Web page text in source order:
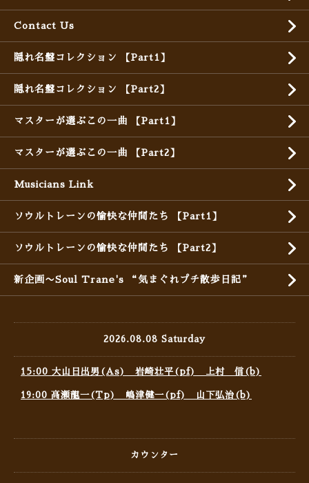
Contact Us
隠れ名盤コレクション 【Part1】
隠れ名盤コレクション 【Part2】
マスターが選ぶこの一曲 【Part1】
マスターが選ぶこの一曲 【Part2】
Musicians Link
ソウルトレーンの愉快な仲間たち 【Part1】
ソウルトレーンの愉快な仲間たち 【Part2】
新企画〜Soul Trane's “気まぐれプチ散歩日記”
2026.08.08 Saturday
15:00 大山日出男(As) 岩崎壮平(pf) 上村 信(b)
19:00 高瀬龍一(Tp) 嶋津健一(pf) 山下弘治(b)
カウンター